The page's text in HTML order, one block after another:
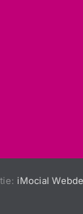
iMocial